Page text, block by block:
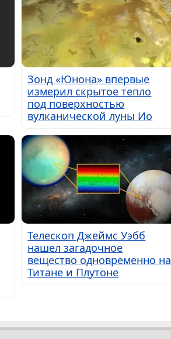
Зонд «Юнона» впервые
измерил скрытое тепло
под поверхностью
вулканической луны Ио
Телескоп Джеймс Уэбб
нашел загадочное
вещество одновременно на
Титане и Плутоне